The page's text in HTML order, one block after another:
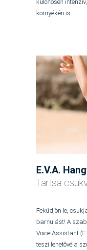
különösen
környékén is.
E.V.A.
Tartsa
Feküdjön le,
barnulást! A
Voice Assistant
teszi lehetővé a